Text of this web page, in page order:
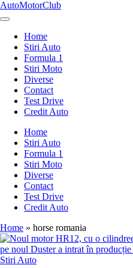
Skip
to
AutoMotorClub
Totul
masini
pasionatii
masini
Home
Stiri Auto
Formula 1
Stiri Moto
Diverse
Contact
Test Drive
Credit Auto
Home
Stiri Auto
Formula 1
Stiri Moto
Diverse
Contact
Test Drive
Credit Auto
Home » horse romania
Posted
Stiri Auto